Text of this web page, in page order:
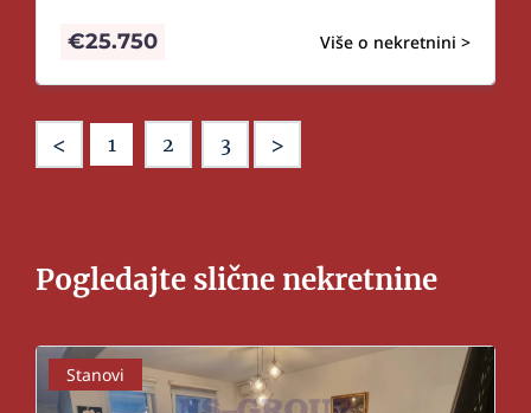
Više o nekretnini >
€25.750
< 1 2 3 >
Pogledajte slične nekretnine
Stanovi